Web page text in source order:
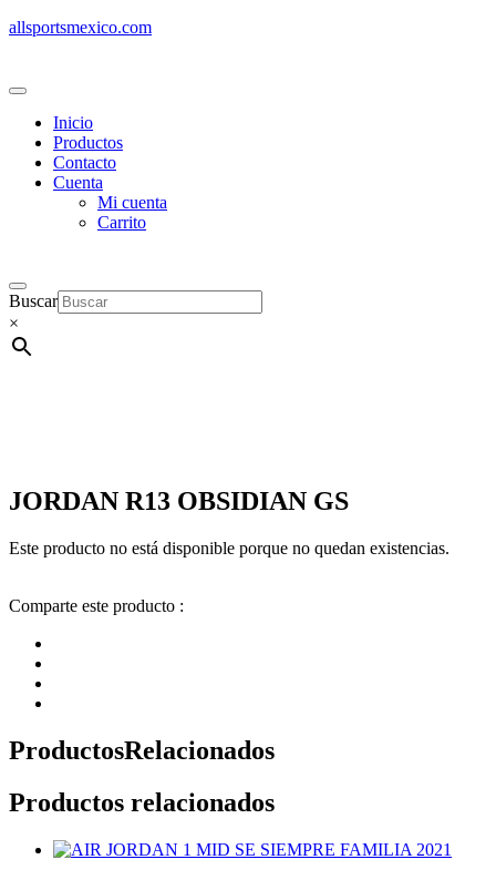
allsportsmexico.com
Inicio
Productos
Contacto
Cuenta
Mi cuenta
Carrito
Buscar
×
JORDAN R13 OBSIDIAN GS
Este producto no está disponible porque no quedan existencias.
Comparte este producto :
ProductosRelacionados
Productos relacionados